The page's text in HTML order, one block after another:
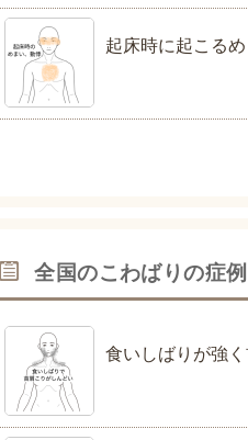
起床時に起こる
全国のこわばりの症例
食いしばりが強